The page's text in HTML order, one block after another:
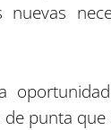
punta